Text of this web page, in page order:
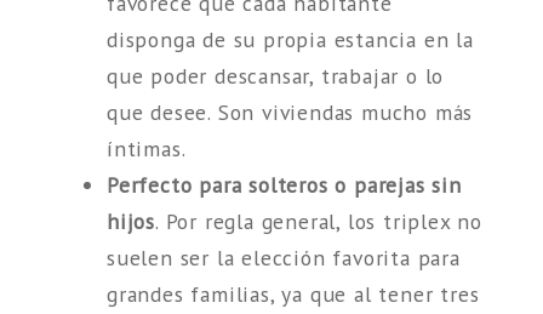
disponga de su propia estancia en la
que poder descansar, trabajar o lo
que desee. Son viviendas mucho más
íntimas.
Perfecto para solteros o parejas sin
hijos. Por regla general, los triplex no
suelen ser la elección favorita para
grandes familias, ya que al tener tres